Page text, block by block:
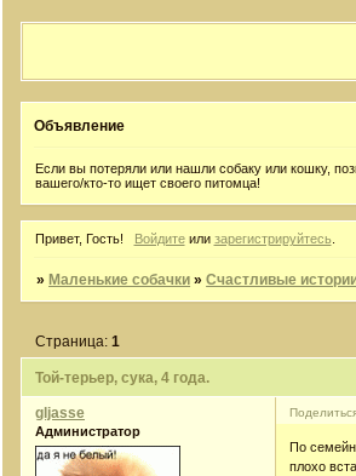
Объявление
Если вы потеряли или нашли собаку или кошку,
вашего/кто-то ищет своего питомца!
Привет, Гость! Войдитеили зарегистрируйтесь
» Маленькие собачки »Счастливые
Той-терьер, сука, 4 года.
Страница:1
gljasse
Администратор
По
плохо